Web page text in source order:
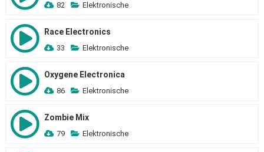
82 Elektronische
Race Electronics
33 Elektronische
Oxygene Electronica
86 Elektronische
Zombie Mix
79 Elektronische